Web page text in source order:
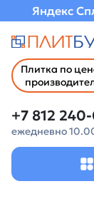
Яндекс
Плитка по
+7 812
ежедневно